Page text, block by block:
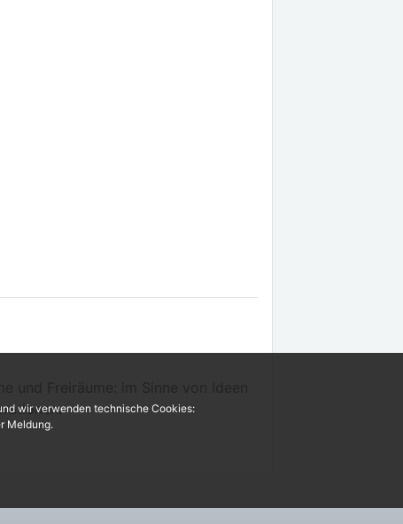
Freiräume: im Sinne von Ideen
wir verwenden technische Cookies:
Meldung.